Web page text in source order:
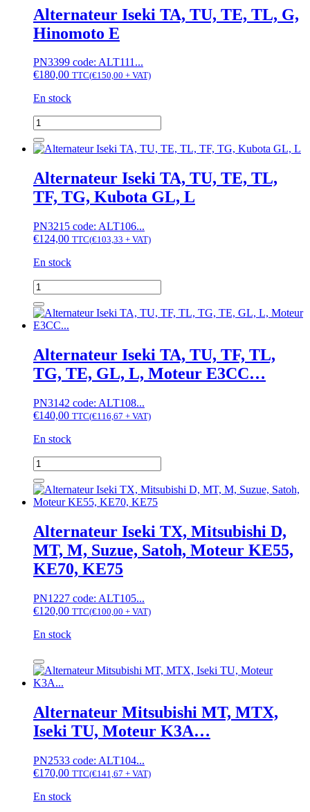
Iseki
TX,
Mitsubishi
D,
MT,
MTE,
Satoh
S,
ST,
moteur
K3
Alternateur Iseki TA, TU, TE, TL, G,
Hinomoto E
PN3399 code: ALT111...
€180,00 TTC(€150,00 + VAT)
En stock
quantité
de
Alternateur
TA,
TU,
TE,
TL,
G,
Hinomoto
E
Alternateur Iseki TA, TU, TE, TL,
TF, TG, Kubota GL, L
PN3215 code: ALT106...
€124,00 TTC(€103,33 + VAT)
En stock
quantité
de
Alternateur
Iseki
TU,
TE,
TL,
TF,
TG,
Kubota
GL,
L
Alternateur Iseki TA, TU, TF, TL,
TG, TE, GL, L, Moteur E3CC…
PN3142 code: ALT108...
€140,00 TTC(€116,67 + VAT)
En stock
quantité
de
Alternateur
Iseki
TU,
TF,
TL,
TG,
TE,
L,
Moteur
Alternateur Iseki TX, Mitsubishi D,
MT, M, Suzue, Satoh, Moteur KE55,
KE70, KE75
PN1227 code: ALT105...
€120,00 TTC(€100,00 + VAT)
En stock
quantité
de
Alternateur
TX,
Mitsubishi
D,
M,
Suzue,
Satoh,
Moteur
Alternateur Mitsubishi MT, MTX,
Iseki TU, Moteur K3A…
PN2533 code: ALT104...
€170,00 TTC(€141,67 + VAT)
En stock